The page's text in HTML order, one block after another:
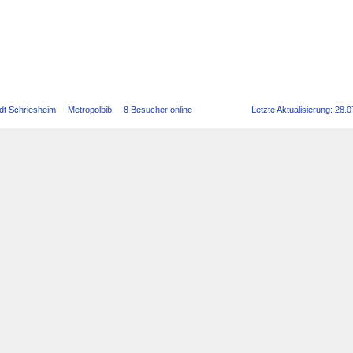
Schriesheim Metropolbib 8 Besucher online Letzte Aktualisierung: